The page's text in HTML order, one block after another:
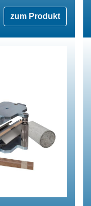
zum Produkt